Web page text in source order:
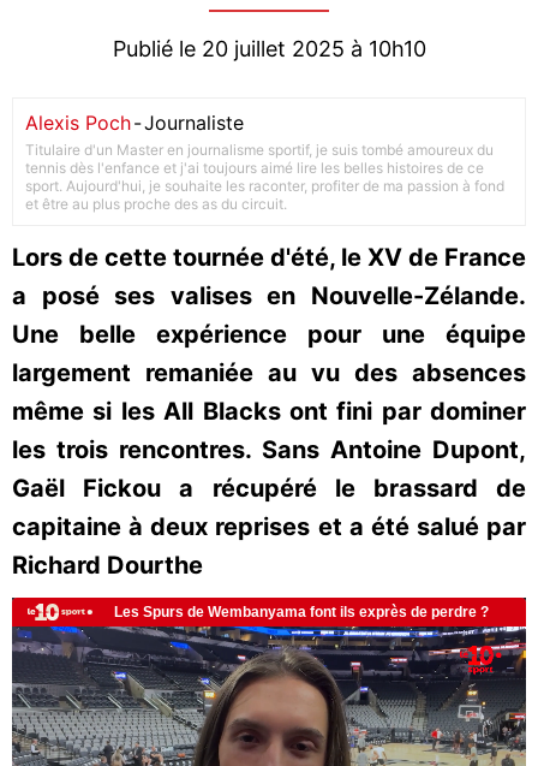
Publié le 20 juillet 2025 à 10h10
Alexis Poch-Journaliste
Titulaire d'un Master en journalisme sportif, je suis tombé amoureux du
tennis dès l'enfance et j'ai toujours aimé lire les belles histoires de ce
sport. Aujourd'hui, je souhaite les raconter, profiter de ma passion à fond
et être au plus proche des as du circuit.
Lors de cette tournée d'été, le XV de France
a posé ses valises en Nouvelle-Zélande.
Une belle expérience pour une équipe
largement remaniée au vu des absences
même si les All Blacks ont fini par dominer
les trois rencontres. Sans Antoine Dupont,
Gaël Fickou a récupéré le brassard de
capitaine à deux reprises et a été salué par
Richard Dourthe